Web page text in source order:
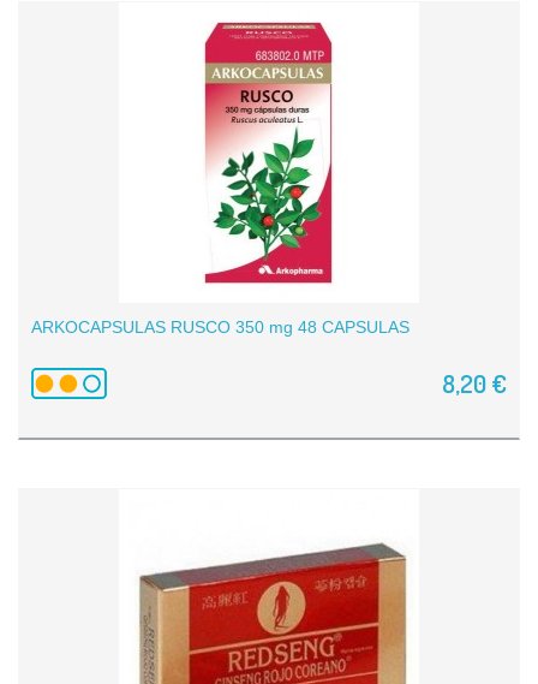
ARKOCAPSULAS RUSCO 350 mg 48 CAPSULAS
8,20 €